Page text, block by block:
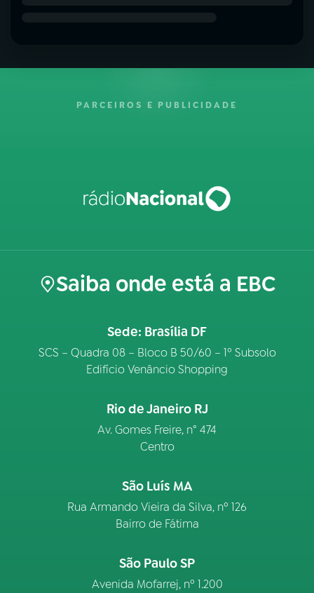
PARCEIROS E PUBLICIDADE
Saiba onde está a EBC
Sede: Brasília DF
SCS – Quadra 08 – Bloco B 50/60 – 1º Subsolo
Edifício Venâncio Shopping
Rio de Janeiro RJ
Av. Gomes Freire, n° 474
Centro
São Luís MA
Rua Armando Vieira da Silva, nº 126
Bairro de Fátima
São Paulo SP
Avenida Mofarrej, nº 1.200